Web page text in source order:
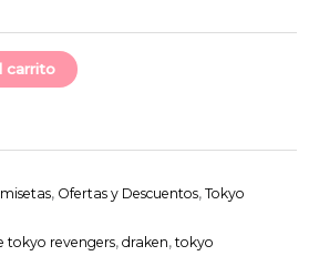
carrito
, Ofertas y Descuentos, Tokyo
tokyo revengers, draken, tokyo